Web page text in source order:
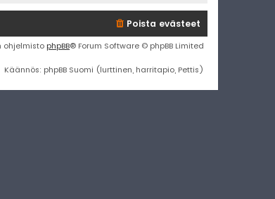
Poista evästeet
ohjelmisto phpBB® Forum Software © phpBB Limited
Käännös: phpBB Suomi (lurttinen, harritapio, Pettis)